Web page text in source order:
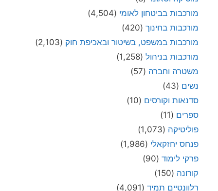
מורכבות בביטחון לאומי (4,504)
מורכבות בחינוך (420)
מורכבות במשפט, בשיטור ובאכיפת חוק (2,103)
מורכבות בניהול (1,258)
משטרה וחברה (57)
נשים (43)
סדנאות וקורסים (10)
ספרים (11)
פוליטיקה (1,073)
פנחס יחזקאלי (1,986)
פרקי לימוד (90)
קורונה (150)
רלוונטיים תמיד (4,091)